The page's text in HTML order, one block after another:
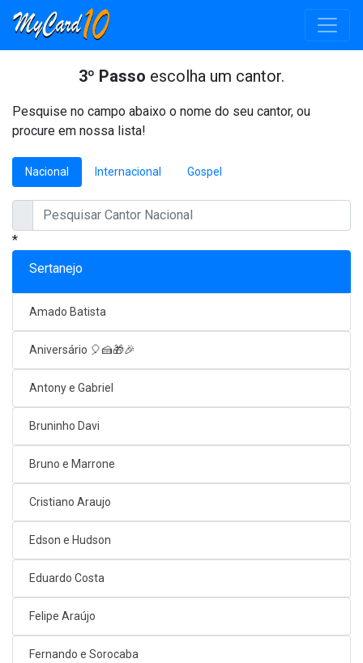
3º Passo escolha um cantor.
Pesquise no campo abaixo o nome do seu cantor, ou
procure em nossa lista!
Nacional Internacional Gospel
*
Sertanejo
Amado Batista
Aniversário 🎈🍰🎁🎉
Antony e Gabriel
Bruninho Davi
Bruno e Marrone
Cristiano Araujo
Edson e Hudson
Eduardo Costa
Felipe Araújo
Fernando e Sorocaba